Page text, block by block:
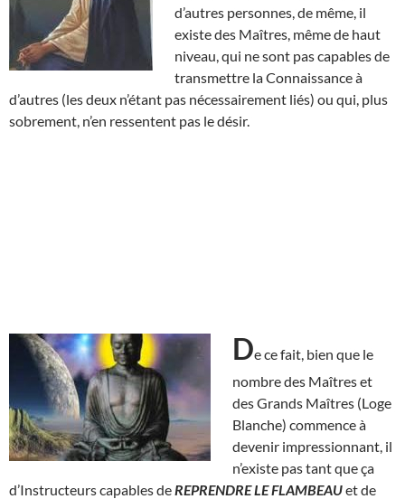
d’autres personnes, de même, il
existe des Maîtres, même de haut
niveau, qui ne sont pas capables de
transmettre la Connaissance à
d’autres (les deux n’étant pas nécessairement liés) ou qui, plus
sobrement, n’en ressentent pas le désir.
De ce fait, bien que le
nombre des Maîtres et
des Grands Maîtres (Loge
Blanche) commence à
devenir impressionnant, il
n’existe pas tant que ça
d’Instructeurs capables de REPRENDRE LE FLAMBEAUet de